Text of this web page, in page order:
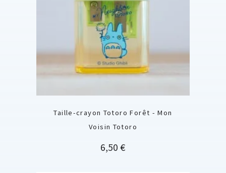
Taille-crayon Totoro Forêt - Mon
Voisin Totoro
Prix
6,50 €